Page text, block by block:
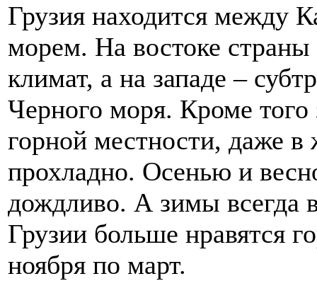
Грузия находится между
морем. На востоке
климат, а на западе –
Черного моря. Кроме того
горной местности, даже в
прохладно. Осенью и
дождливо. А зимы всегда
Грузии больше нравятся
ноября по март.